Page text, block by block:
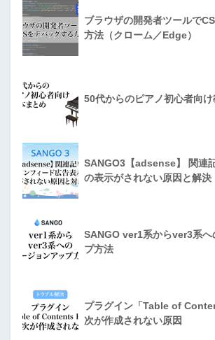
ブラウザの開発者ツールで
方法（クローム／Edge）
50代からのピアノ初心者向
SANGO3【adsense】 関連
の表示がされない原因と解決
SANGO ver1系からver3系へ
プ方法
プラグイン「Table of
次が作成されない原因